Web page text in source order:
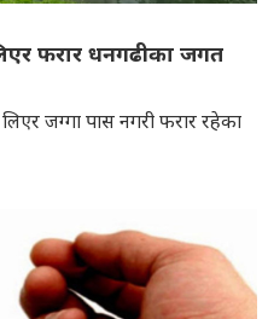
फरार धनगढीका जगत
जग्गा पास नगरी फरार रहेका